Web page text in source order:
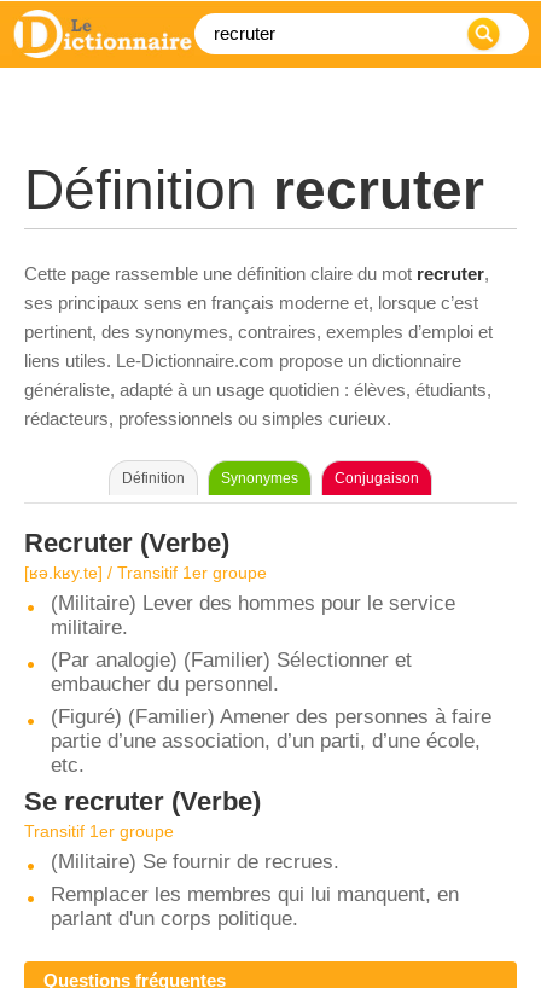
Définition recruter
Cette page rassemble une définition claire du mot recruter,
ses principaux sens en français moderne et, lorsque c’est
pertinent, des synonymes, contraires, exemples d’emploi et
liens utiles. Le-Dictionnaire.com propose un dictionnaire
généraliste, adapté à un usage quotidien : élèves, étudiants,
rédacteurs, professionnels ou simples curieux.
Définition Synonymes Conjugaison
Recruter (Verbe)
[ʁə.kʁy.te] / Transitif 1er groupe
(Militaire) Lever des hommes pour le service
militaire.
(Par analogie) (Familier) Sélectionner et
embaucher du personnel.
(Figuré) (Familier) Amener des personnes à faire
partie d’une association, d’un parti, d’une école,
etc.
Se recruter (Verbe)
Transitif 1er groupe
(Militaire) Se fournir de recrues.
Remplacer les membres qui lui manquent, en
parlant d'un corps politique.
Questions fréquentes